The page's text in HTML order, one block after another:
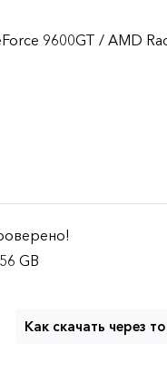
9600GT / AMD
GB
Как скачать через